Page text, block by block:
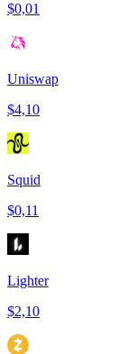
$0,01
Uniswap
$4,10
Squid
$0,11
Lighter
$2,10